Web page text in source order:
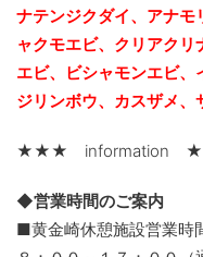
ナテンジクダイ、アナモ
ャクモエビ、クリアク
エビ、ビシャモンエビ
ジリンボウ、カスザメ、
★★★ information
◆営業時間のご案内
■黄金崎休憩施設営業時